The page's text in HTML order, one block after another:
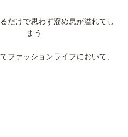
だけで思わず溜め息が溢れてし
まう
ファッションライフにおいて、